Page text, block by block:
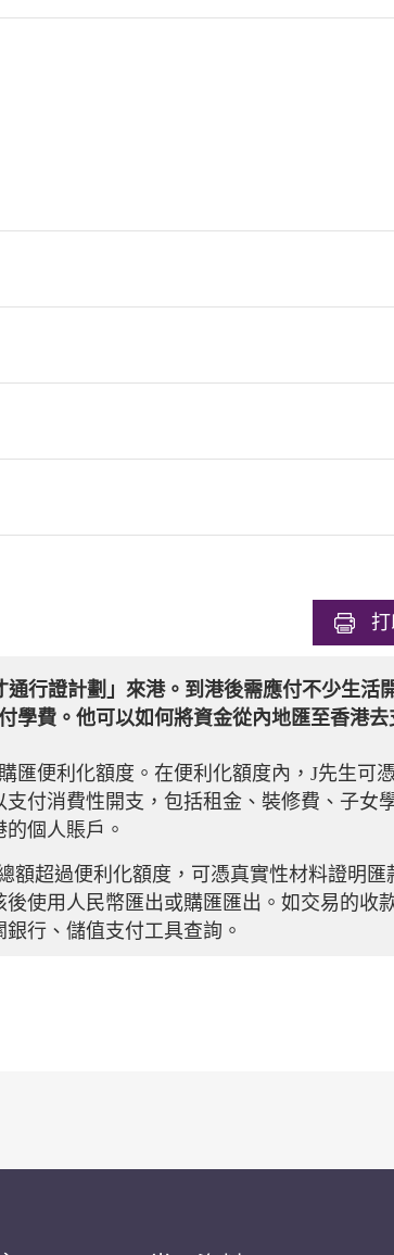
行證計劃」來港。到港後需應付不少生活
學費。他可以如何將資金從內地匯至香港去
匯便利化額度。在便利化額度內，J先生可
付消費性開支，包括租金、裝修費、子女
個人賬戶。
額超過便利化額度，可憑真實性材料證明匯
使用人民幣匯出或購匯匯出。如交易的收
行、儲值支付工具查詢。